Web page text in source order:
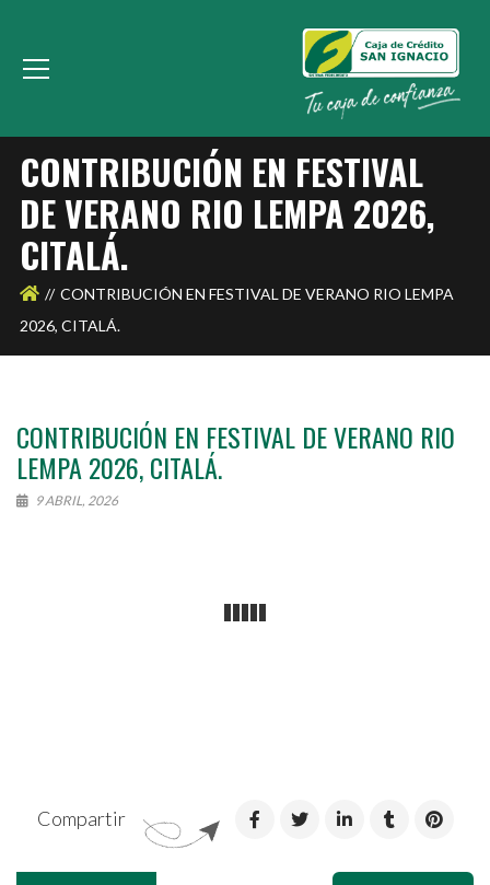
CONTRIBUCIÓN EN FESTIVAL
DE VERANO RIO LEMPA 2026,
CITALÁ.
CONTRIBUCIÓN EN FESTIVAL DE VERANO RIO LEMPA
2026, CITALÁ.
CONTRIBUCIÓN EN FESTIVAL DE VERANO RIO
LEMPA 2026, CITALÁ.
9 ABRIL, 2026
Compartir